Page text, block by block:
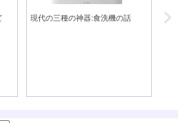
現代の三種の神器:食洗機の話 視